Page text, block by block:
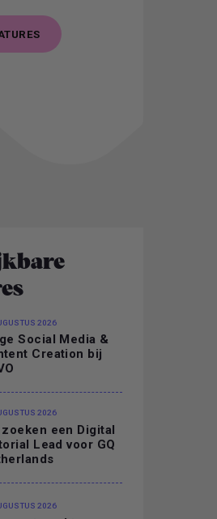
2026
Social Media &
Creation bij
2026
zoeken een Digital
Lead voor GQ
2026